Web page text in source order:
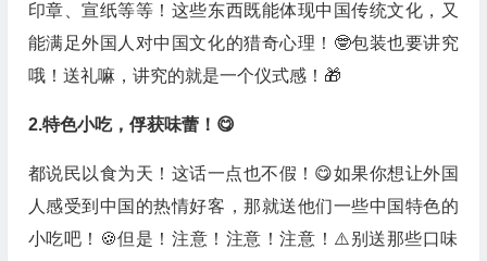
印章、宣纸等等！这些东西既能体现中国传统文化，又
能满足外国人对中国文化的猎奇心理！🤓包装也要讲究
哦！送礼嘛，讲究的就是一个仪式感！🎁
2.特色小吃，俘获味蕾！😋
都说民以食为天！这话一点也不假！😋如果你想让外国
人感受到中国的热情好客，那就送他们一些中国特色的
小吃吧！🍪但是！注意！注意！注意！⚠️别送那些口味